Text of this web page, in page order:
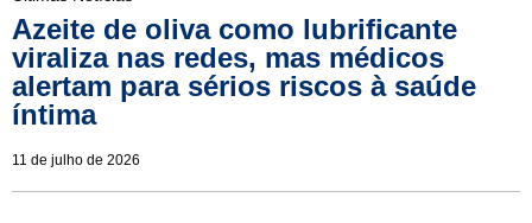
Azeite de oliva como lubrificante
viraliza nas redes, mas médicos
alertam para sérios riscos à saúde
íntima
11 de julho de 2026